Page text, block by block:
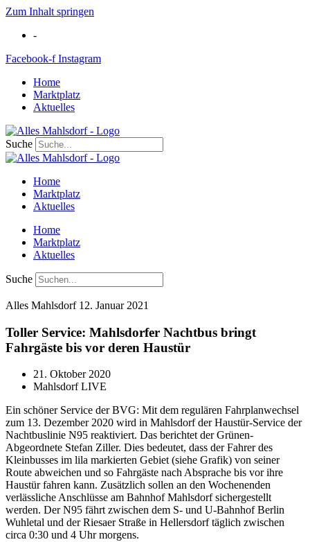
Zum Inhalt springen
-
Facebook-f Instagram
Home
Marktplatz
Aktuelles
Suche
Home
Marktplatz
Aktuelles
Home
Marktplatz
Aktuelles
Suche
Alles Mahlsdorf 12. Januar 2021
Toller Service: Mahlsdorfer Nachtbus bringt
Fahrgäste bis vor deren Haustür
21. Oktober 2020
Mahlsdorf LIVE
Ein schöner Service der BVG: Mit dem regulären Fahrplanwechsel
zum 13. Dezember 2020 wird in Mahlsdorf der Haustür-Service der
Nachtbuslinie N95 reaktiviert. Das berichtet der Grünen-
Abgeordnete Stefan Ziller. Dies bedeutet, dass der Fahrer des
Kleinbusses im lila markierten Gebiet (siehe Grafik) von seiner
Route abweichen und so Fahrgäste nach Absprache bis vor ihre
Haustür fahren kann. Zusätzlich sollen an den Wochenenden
verlässliche Anschlüsse am Bahnhof Mahlsdorf sichergestellt
werden. Der N95 fährt zwischen dem S- und U-Bahnhof Berlin
Wuhletal und der Riesaer Straße in Hellersdorf täglich zwischen
circa 0:30 und 4 Uhr morgens.